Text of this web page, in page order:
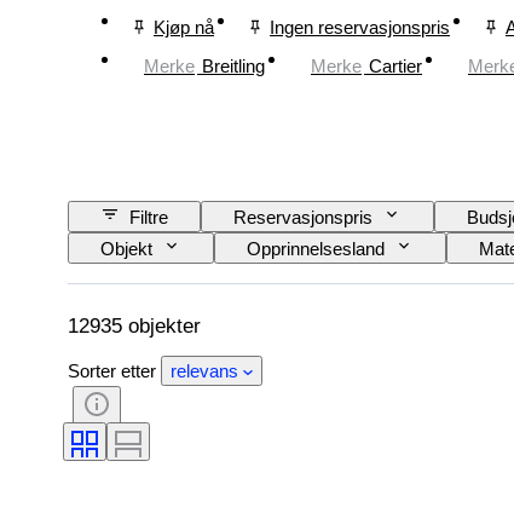
Kjøp nå Ingen reservasjonspris
Merke Breitling Merke Cartier
Filtre Reservasjonspris
Objekt
Opprinnelsesland
Utgave nr
Språk Farge
12935 objekter
Sorter etter relevans